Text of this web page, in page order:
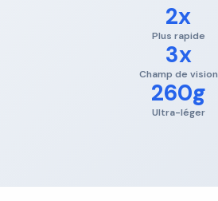
2x
Plus rapide
3x
Champ de vision
260g
Ultra-léger